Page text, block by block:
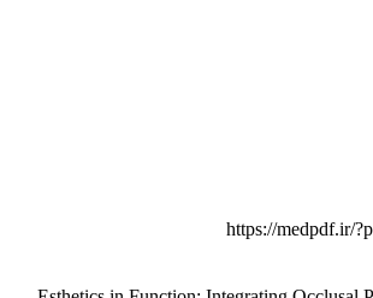
https://medpdf.ir/